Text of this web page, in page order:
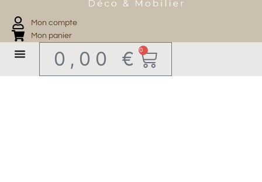
Mon compte
Mon panier
0,00 €0